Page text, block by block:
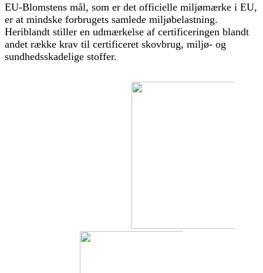
EU-Blomstens mål, som er det officielle miljømærke i EU,
er at mindske forbrugets samlede miljøbelastning.
Heriblandt stiller en udmærkelse af certificeringen blandt
andet række krav til certificeret skovbrug, miljø- og
sundhedsskadelige stoffer.